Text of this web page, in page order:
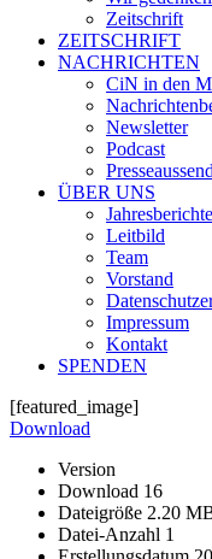
Zeitschrift
ZEITSCHRIFT
NACHRICHTEN
CiN in den
Newsletter
Podcast
ÜBER UNS
Jahresberichte
Leitbild
Team
Vorstand
Impressum
Kontakt
SPENDEN
[featured_image]
Download
Version
Download 16
Dateigröße 2.20
Datei-Anzahl 1